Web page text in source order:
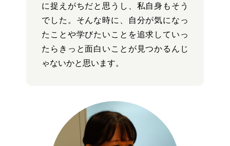
に捉えがちだと思うし、私自身もそう
でした。そんな時に、自分が気になっ
たことや学びたいことを追求していっ
たらきっと面白いことが見つかるんじ
ゃないかと思います。